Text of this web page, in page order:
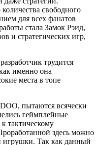
свободного
для всех фанатов
стала Замок Рэид,
и стратегических игр,
трудится
именно она
места в топе
пытаются всячески
геймплейные
тактическому
здесь можно
игрушки. Так как данный